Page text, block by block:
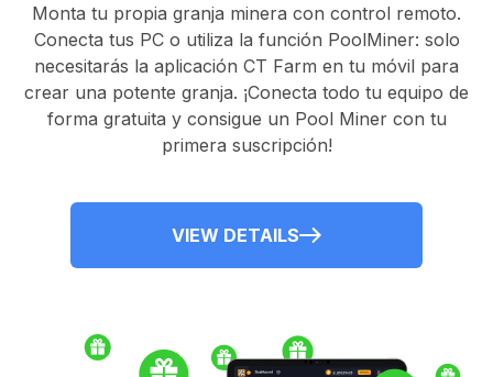
Monta tu propia granja minera con control remoto.
Conecta tus PCo utiliza la función PoolMiner: solo
necesitarás la aplicación CT Farm en tu móvil para
crear una potente granja. ¡Conecta todo tu equipo de
forma gratuita y consigue un Pool Minercon tu
primera suscripción!
VIEW DETAILS